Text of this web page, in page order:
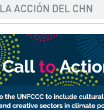
ACCIÓN DEL CHN